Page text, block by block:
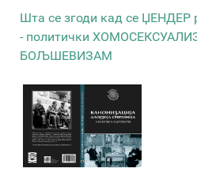
Шта се згоди кад се ЏЕНДЕР
- политички
БОЉШЕВИЗАМ